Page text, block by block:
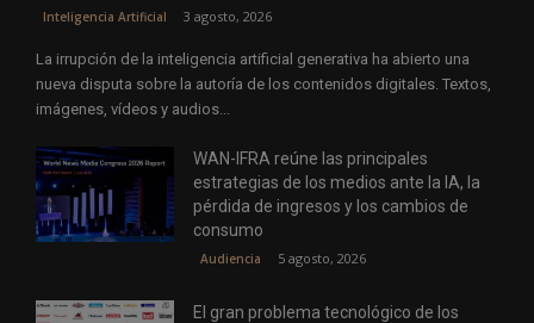
Inteligencia Artificial 3 agosto, 2026
La irrupción de la inteligencia artificial generativa ha abierto una
nueva disputa sobre la autoría de los contenidos digitales. Textos,
imágenes, vídeos y audios...
WAN-IFRA reúne las principales
estrategias de los medios ante la IA, la
pérdida de ingresos y los cambios de
consumo
Audiencia 5 agosto, 2026
El gran problema tecnológico de los